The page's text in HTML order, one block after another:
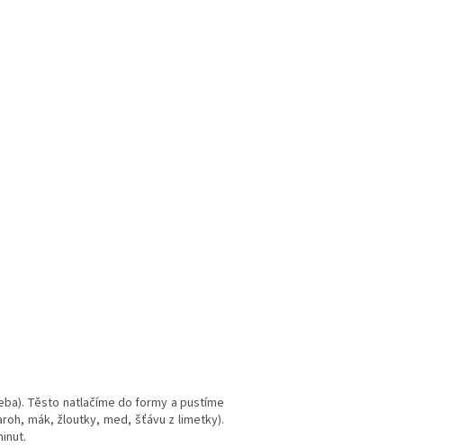
Těsto natlačíme do formy a pustíme
mák, žloutky, med, šťávu z limetky).